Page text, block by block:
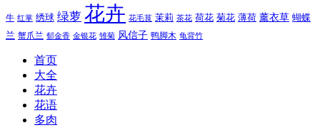
牛 红掌 绣球 绿萝 花卉 花毛茛 茉莉 茶花 荷花 菊花 薄荷 薰衣草 蝴蝶
兰 蟹爪兰 郁金香 金银花 雏菊 风信子 鸭脚木 龟背竹
首页
大全
花卉
花语
多肉